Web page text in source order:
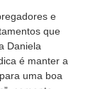
e
que
Daniela
é manter a
uma boa